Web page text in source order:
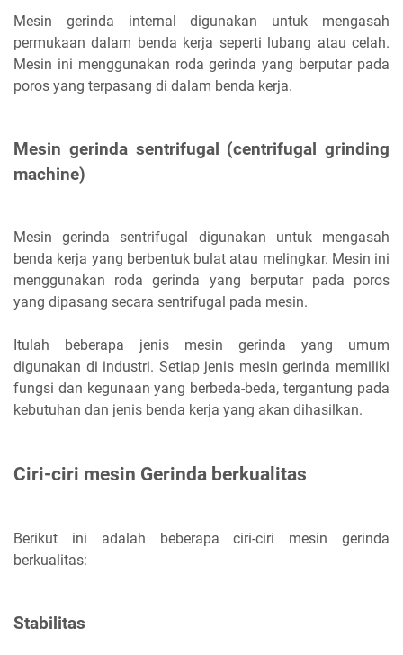
Mesin gerinda internal digunakan untuk mengasah
permukaan dalam benda kerja seperti lubang atau celah.
Mesin ini menggunakan roda gerinda yang berputar pada
poros yang terpasang di dalam benda kerja.
Mesin gerinda sentrifugal (centrifugal grinding
machine)
Mesin gerinda sentrifugal digunakan untuk mengasah
benda kerja yang berbentuk bulat atau melingkar. Mesin ini
menggunakan roda gerinda yang berputar pada poros
yang dipasang secara sentrifugal pada mesin.
Itulah beberapa jenis mesin gerinda yang umum
digunakan di industri. Setiap jenis mesin gerinda memiliki
fungsi dan kegunaan yang berbeda-beda, tergantung pada
kebutuhan dan jenis benda kerja yang akan dihasilkan.
Ciri-ciri mesin Gerinda berkualitas
Berikut ini adalah beberapa ciri-ciri mesin gerinda
berkualitas:
Stabilitas